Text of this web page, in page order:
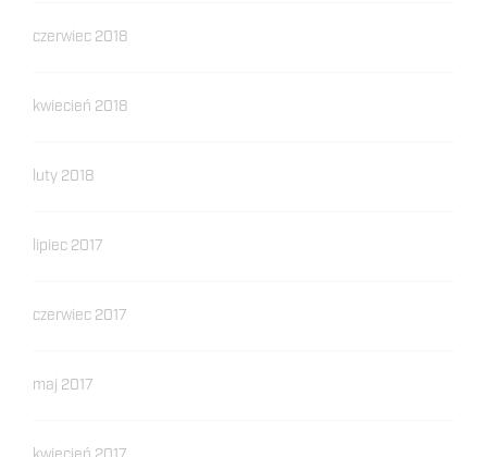
czerwiec 2018
kwiecień 2018
luty 2018
lipiec 2017
czerwiec 2017
maj 2017